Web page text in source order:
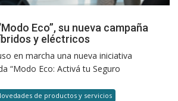
Eco”, su nueva campaña
y eléctricos
en marcha una nueva iniciativa
“Modo Eco: Activá tu Seguro
de productos y servicios